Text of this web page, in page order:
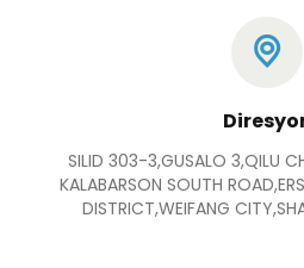
SILID 303-3,GUSALO 3,QILU
KALABARSON SOUTH
DISTRICT,WEIFANG